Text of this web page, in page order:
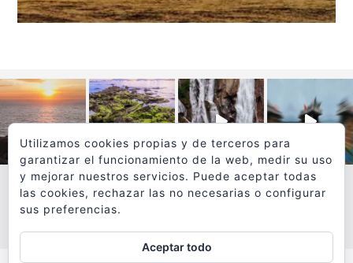
VER MÁS
Utilizamos cookies propias y de terceros para
garantizar el funcionamiento de la web, medir su uso
y mejorar nuestros servicios. Puede aceptar todas
las cookies, rechazar las no necesarias o configurar
sus preferencias.
Aceptar todo